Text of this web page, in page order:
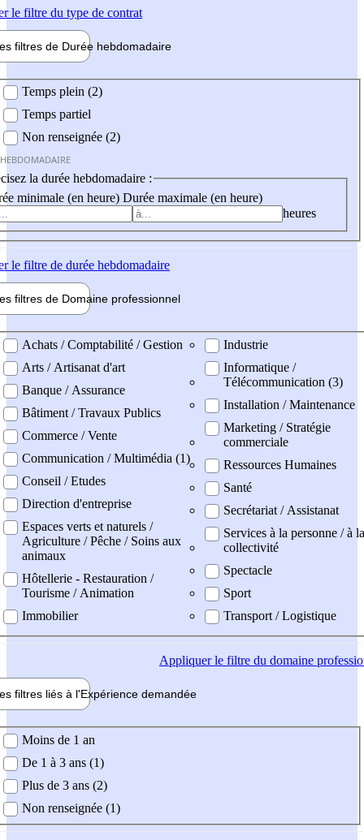
le filtre du type de contrat
filtres de Durée hebdomadaire
Temps plein (2)
Temps partiel
Non renseignée (2)
la durée hebdomadaire :
minimale (en heure) Durée maximale (en heure)
heures
le filtre de durée hebdomadaire
filtres de Domaine professionnel
professionel
Achats / Comptabilité / Gestion
Arts / Artisanat d'art
Banque / Assurance
Bâtiment / Travaux Publics
Commerce / Vente
Communication / Multimédia (1)
Conseil / Etudes
Direction d'entreprise
Espaces verts et naturels /
Agriculture / Pêche / Soins aux
animaux
Hôtellerie - Restauration /
Tourisme / Animation
Immobilier
Industrie
Informatique /
Télécommunication (3)
Installation / Maintenance
Marketing / Stratégie
commerciale
Ressources Humaines
Santé
Secrétariat / Assistanat
Services à la personne / à la
collectivité
Spectacle
Sport
Transport / Logistique
Appliquerle filtre du domaine
filtres liés à l'Expérience demandée
demandée
Moins de 1 an
De 1 à 3 ans (1)
Plus de 3 ans (2)
Non renseignée (1)